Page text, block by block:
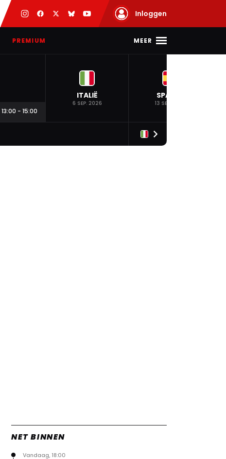
Inloggen
PREMIUM MEER
13:00 - 15:00
ITALIË
6 SEP. 2026
SPANJE
13 SEP. 2026
NET BINNEN
Vandaag, 18:00